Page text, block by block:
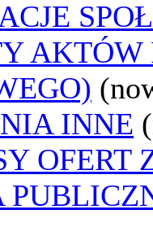
AKTÓW
INNE
OFERT